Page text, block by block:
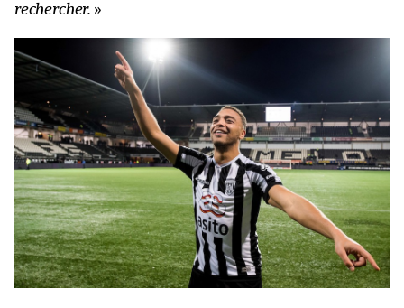
rechercher. »